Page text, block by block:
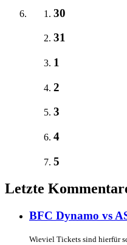
30
31
1
2
3
4
5
Letzte
BFC Dynamo vs
Wieviel Tickets sind hierfür